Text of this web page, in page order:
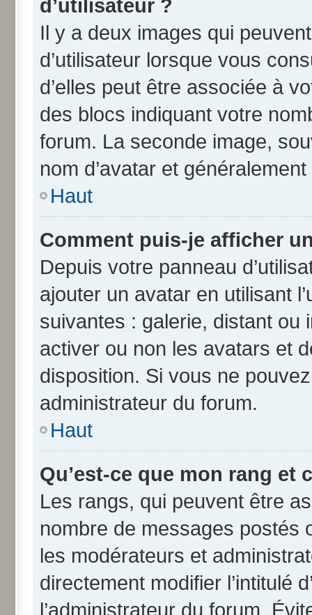
d’utilisateur ?
Il y a deux images qui
d’utilisateur lorsque vous
d’elles peut être associée à
des blocs indiquant votre
forum. La seconde image,
nom d’avatar et
Haut
Comment puis-je afficher
Depuis votre panneau
ajouter un avatar en utilisant
suivantes : galerie, distant ou
activer ou non les avatars et
disposition. Si vous ne
administrateur du forum.
Haut
Qu’est-ce que mon rang et
Les rangs, qui peuvent être
nombre de messages postés
les modérateurs et
directement modifier l’intitulé
l’administrateur du forum.